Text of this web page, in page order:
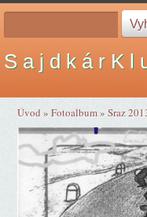
S a j d k á r K l
Úvod »Fotoalbum»Sraz